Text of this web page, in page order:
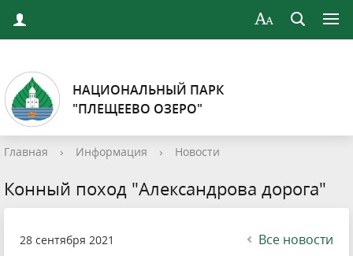
НАЦИОНАЛЬНЫЙ ПАРК
"ПЛЕЩЕЕВО ОЗЕРО"
Главная › Информация › Новости
Конный поход "Александрова дорога"
28 сентября 2021 Все новости